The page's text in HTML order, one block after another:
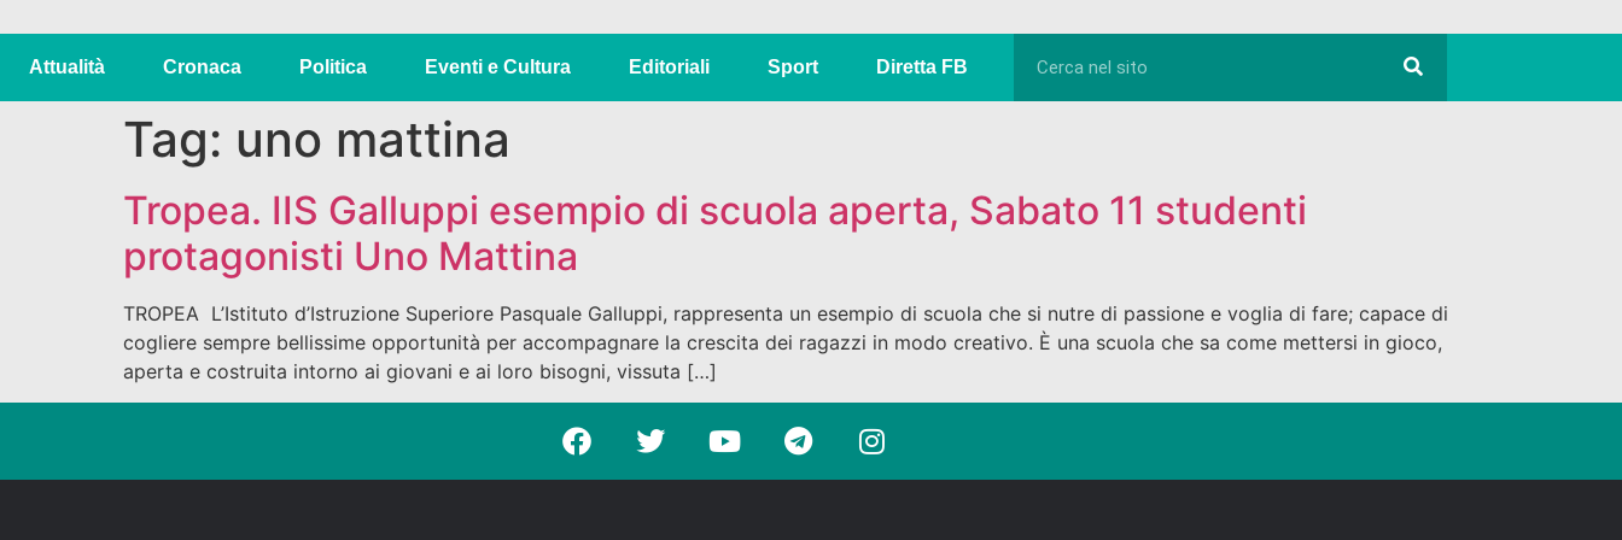
Attualità Cronaca Politica Eventi e Cultura Editoriali Sport Diretta FB
Tag: uno mattina
Tropea. IIS Galluppi esempio di scuola aperta, Sabato 11 studenti
protagonisti Uno Mattina
TROPEA L’Istituto d’Istruzione Superiore Pasquale Galluppi, rappresenta un esempio di scuola che si nutre di passione e voglia di fare; capace di
cogliere sempre bellissime opportunità per accompagnare la crescita dei ragazzi in modo creativo. È una scuola che sa come mettersi in gioco,
aperta e costruita intorno ai giovani e ai loro bisogni, vissuta […]